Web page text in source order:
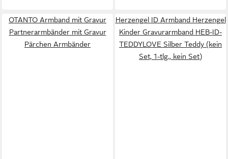
OTANTO Armband mit Gravur
Partnerarmbänder mit Gravur
Pärchen Armbänder
Herzengel ID Armband Herzengel
Kinder Gravurarmband HEB-ID-
TEDDYLOVE Silber Teddy (kein
Set, 1-tlg., kein Set)